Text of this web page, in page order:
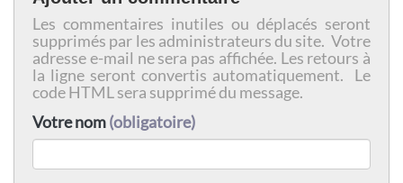
Les commentaires inutiles ou déplacés seront
supprimés par les administrateurs du site. Votre
adresse e-mail ne sera pas affichée. Les retours à
la ligne seront convertis automatiquement. Le
code HTML sera supprimé du message.
Votre nom(obligatoire)